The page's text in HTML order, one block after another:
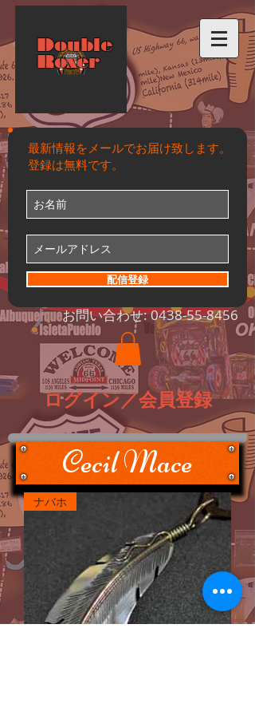
Double
Roxer
お問い合わせ:0438-55-8456
最新情報をメールでお届け致します。
登録は無料です。
配信登録
ログイン／会員登録
Cecil Mace
ナバホ